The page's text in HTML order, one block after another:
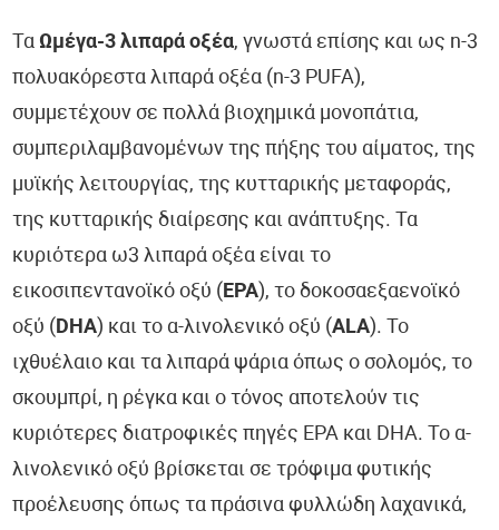
Τα Ωμέγα-3 λιπαρά οξέα, γνωστά επίσης και ως n-3
πολυακόρεστα λιπαρά οξέα (n-3 PUFA),
συμμετέχουν σε πολλά βιοχημικά μονοπάτια,
συμπεριλαμβανομένων της πήξης του αίματος, της
μυϊκής λειτουργίας, της κυτταρικής μεταφοράς,
της κυτταρικής διαίρεσης και ανάπτυξης. Τα
κυριότερα ω3 λιπαρά οξέα είναι το
εικοσιπεντανοϊκό οξύ (ΕΡΑ), το δοκοσαεξαενοϊκό
οξύ (DHA) και το α-λινολενικό οξύ (ALA). Το
ιχθυέλαιο και τα λιπαρά ψάρια όπως ο σολομός, το
σκουμπρί, η ρέγκα και ο τόνος αποτελούν τις
κυριότερες διατροφικές πηγές EPA και DHA. Το α-
λινολενικό οξύ βρίσκεται σε τρόφιμα φυτικής
προέλευσης όπως τα πράσινα φυλλώδη λαχανικά,